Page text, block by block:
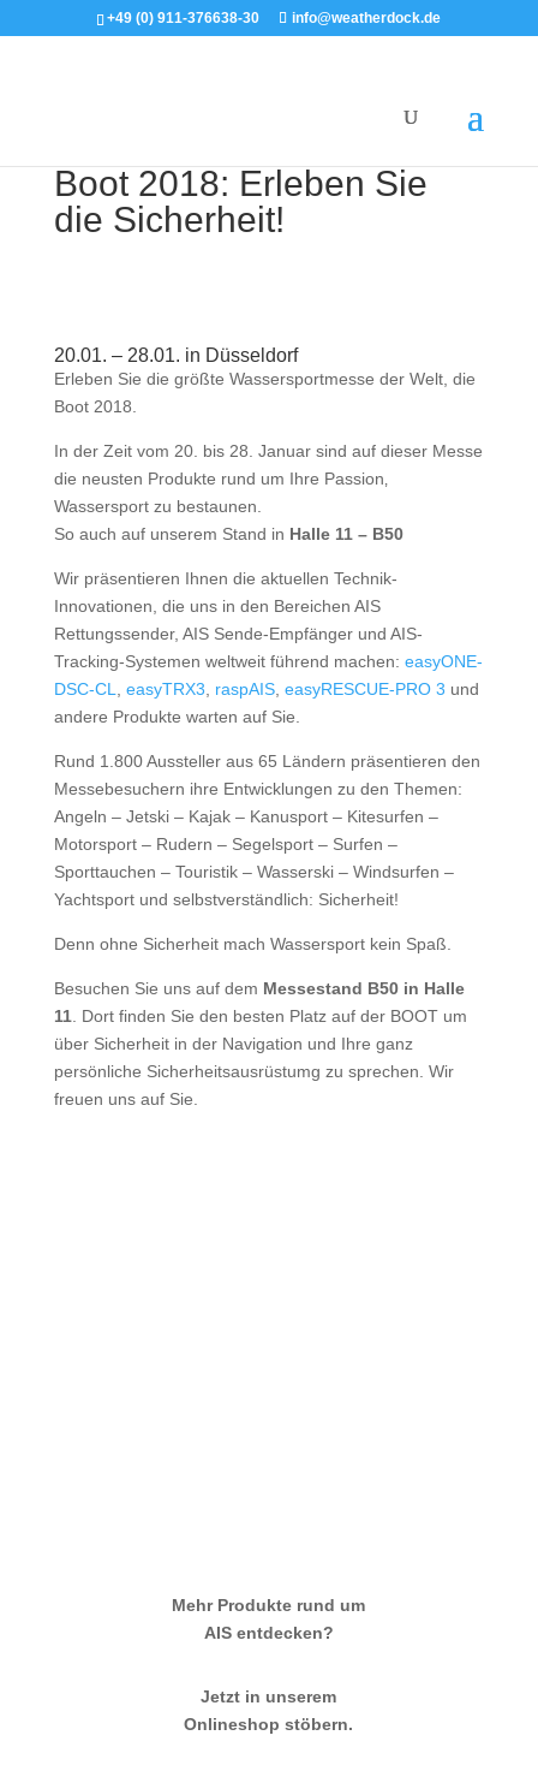
+49 (0) 911-376638-30 info@weatherdock.de
Boot 2018: Erleben Sie
die Sicherheit!
20.01. – 28.01. in Düsseldorf
Erleben Sie die größte Wassersportmesse der Welt, die
Boot 2018.
In der Zeit vom 20. bis 28. Januar sind auf dieser Messe
die neusten Produkte rund um Ihre Passion‚
Wassersport zu bestaunen.
So auch auf unserem Stand in Halle 11 – B50
Wir präsentieren Ihnen die aktuellen Technik-
Innovationen, die uns in den Bereichen AIS
Rettungssender, AIS Sende-Empfänger und AIS-
Tracking-Systemen weltweit führend machen: easyONE-
DSC-CL
easyTRX3 raspAIS, easyRESCUE-PRO 3 und
andere Produkte warten auf Sie.
Rund 1.800 Aussteller aus 65 Ländern präsentieren den
Messebesuchern ihre Entwicklungen zu den Themen:
Angeln – Jetski – Kajak – Kanusport – Kitesurfen –
Motorsport – Rudern – Segelsport – Surfen –
Sporttauchen – Touristik – Wasserski – Windsurfen –
Yachtsport und selbstverständlich: Sicherheit!
Denn ohne Sicherheit mach Wassersport kein Spaß.
Besuchen Sie uns auf dem Messestand B50 in Halle
11. Dort finden Sie den besten Platz auf der BOOT um
über Sicherheit in der Navigation und Ihre ganz
persönliche Sicherheitsausrüstumg zu sprechen. Wir
freuen uns auf Sie.
Mehr Produkte rund um
AIS entdecken?
Jetzt in unserem
Onlineshop stöbern.